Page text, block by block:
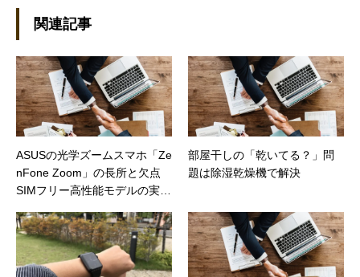
関連記事
ASUSの光学ズームスマホ「Ze
nFone Zoom」の長所と欠点
SIMフリー高性能モデルの実力
ト）
部屋干しの「乾いてる？」問
題は除湿乾燥機で解決